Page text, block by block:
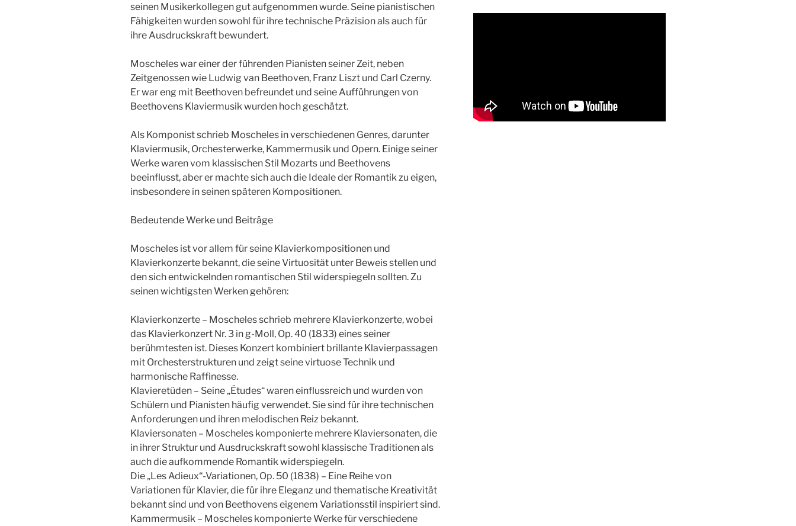
seinen Musikerkollegen gut aufgenommen wurde. Seine pianistischen
Fähigkeiten wurden sowohl für ihre technische Präzision als auch für
ihre Ausdruckskraft bewundert.
Moscheles war einer der führenden Pianisten seiner Zeit, neben
Zeitgenossen wie Ludwig van Beethoven, Franz Liszt und Carl Czerny.
Er war eng mit Beethoven befreundet und seine Aufführungen von
Beethovens Klaviermusik wurden hoch geschätzt.
Als Komponist schrieb Moscheles in verschiedenen Genres, darunter
Klaviermusik, Orchesterwerke, Kammermusik und Opern. Einige seiner
Werke waren vom klassischen Stil Mozarts und Beethovens
beeinflusst, aber er machte sich auch die Ideale der Romantik zu eigen,
insbesondere in seinen späteren Kompositionen.
Bedeutende Werke und Beiträge
Moscheles ist vor allem für seine Klavierkompositionen und
Klavierkonzerte bekannt, die seine Virtuosität unter Beweis stellen und
den sich entwickelnden romantischen Stil widerspiegeln sollten. Zu
seinen wichtigsten Werken gehören:
Klavierkonzerte – Moscheles schrieb mehrere Klavierkonzerte, wobei
das Klavierkonzert Nr. 3 in g-Moll, Op. 40 (1833) eines seiner
berühmtesten ist. Dieses Konzert kombiniert brillante Klavierpassagen
mit Orchesterstrukturen und zeigt seine virtuose Technik und
harmonische Raffinesse.
Klavieretüden – Seine „Études“ waren einflussreich und wurden von
Schülern und Pianisten häufig verwendet. Sie sind für ihre technischen
Anforderungen und ihren melodischen Reiz bekannt.
Klaviersonaten – Moscheles komponierte mehrere Klaviersonaten, die
in ihrer Struktur und Ausdruckskraft sowohl klassische Traditionen als
auch die aufkommende Romantik widerspiegeln.
Die „Les Adieux“-Variationen, Op. 50 (1838) – Eine Reihe von
Variationen für Klavier, die für ihre Eleganz und thematische Kreativität
bekannt sind und von Beethovens eigenem Variationsstil inspiriert sind.
Kammermusik – Moscheles komponierte Werke für verschiedene